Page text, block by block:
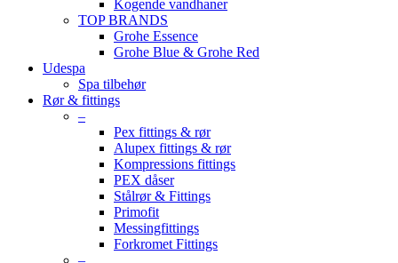
Kogende vandhaner
TOP BRANDS
Grohe Essence
Grohe Blue & Grohe Red
Udespa
Spa tilbehør
Rør & fittings
–
Pex fittings & rør
Alupex fittings & rør
Kompressions fittings
PEX dåser
Stålrør & Fittings
Primofit
Messingfittings
Forkromet Fittings
–